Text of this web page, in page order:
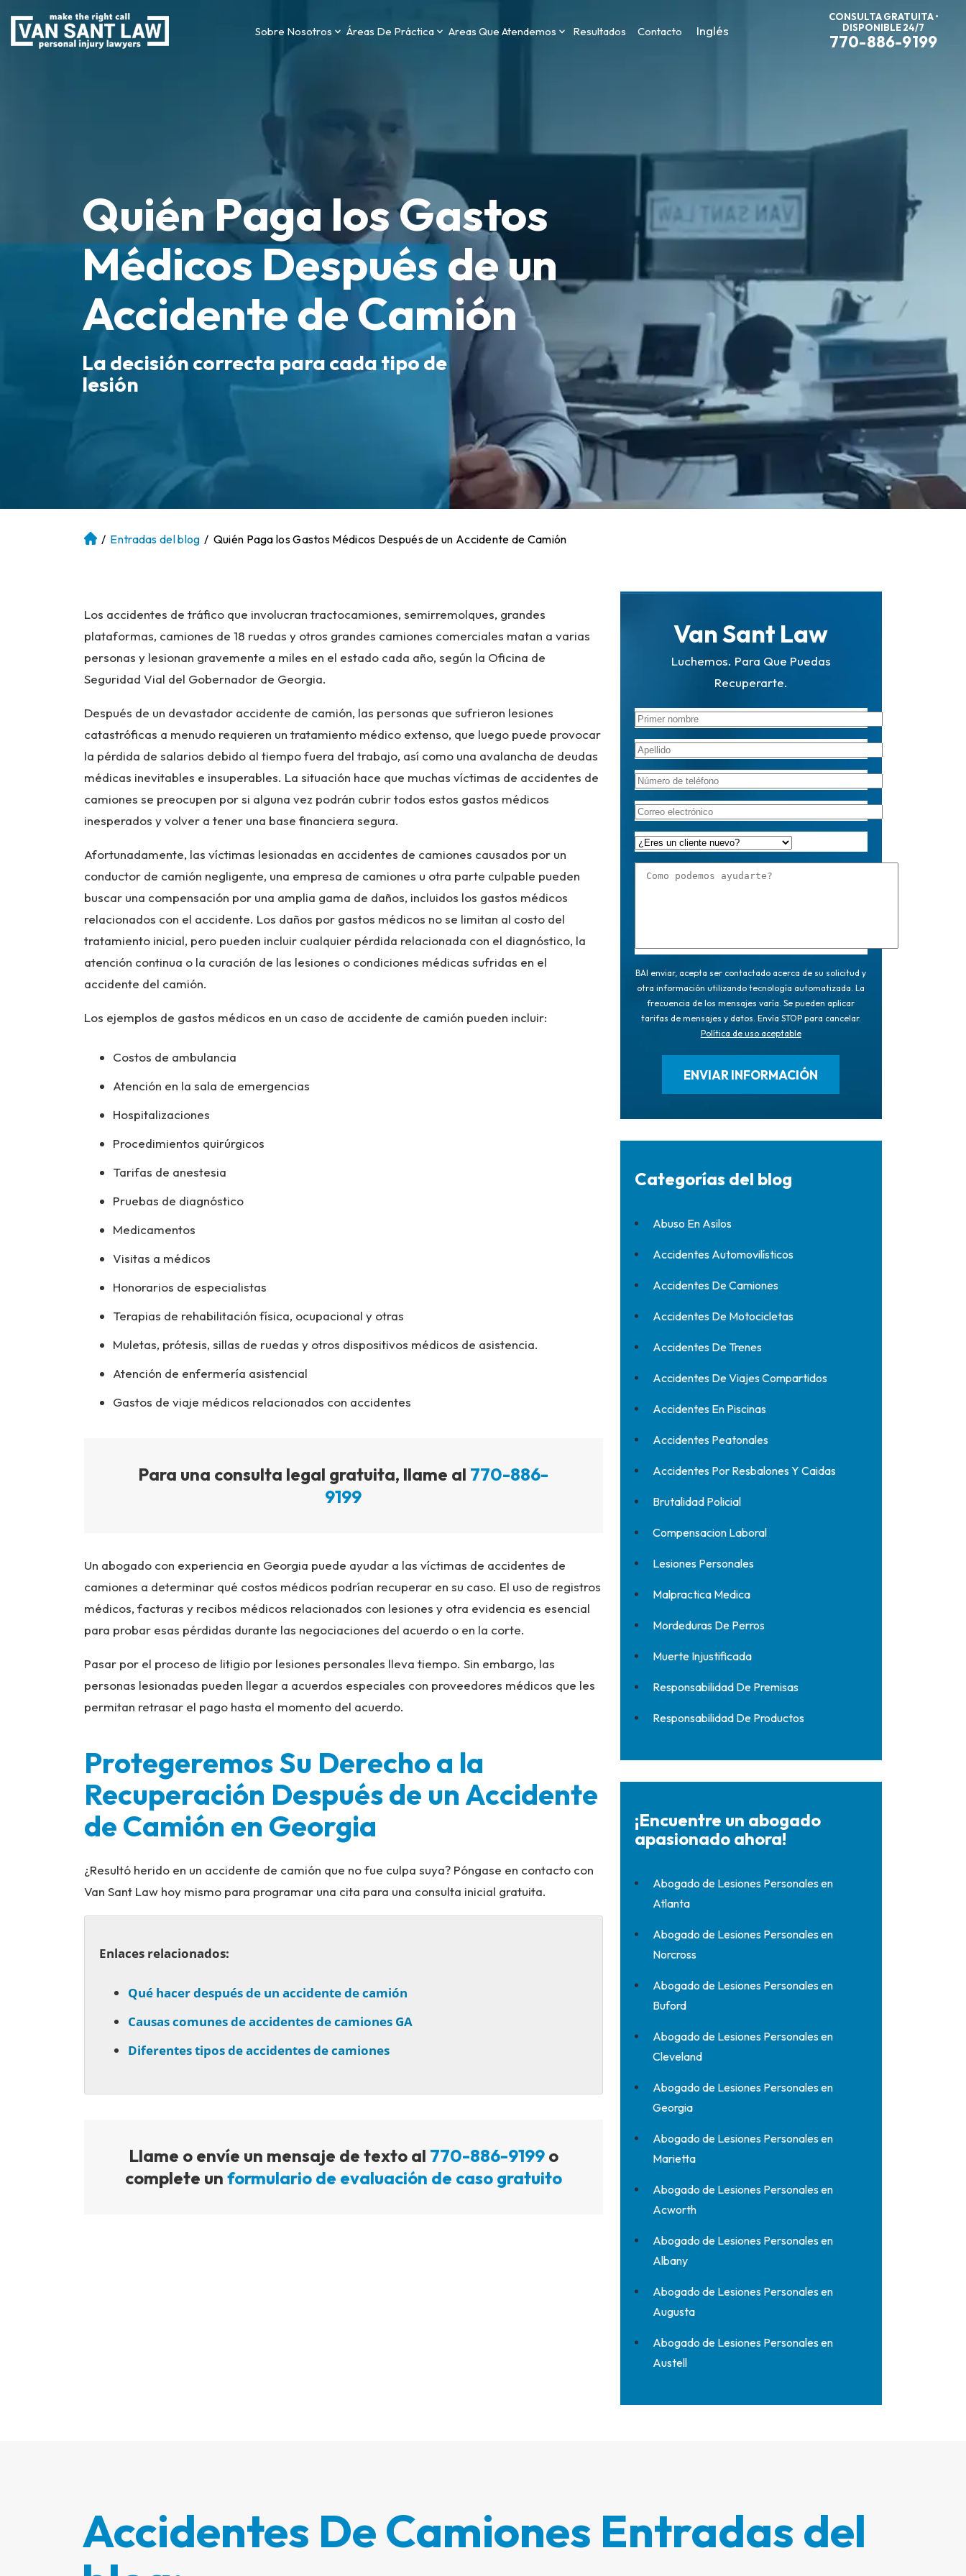
Sobre Nosotros Áreas De Práctica Areas Que Atendemos Resultados Contacto Inglés
CONSULTA GRATUITA •
DISPONIBLE 24/7
770-886-9199
Quién Paga los Gastos
Médicos Después de un
Accidente de Camión
La decisión correcta para cada tipo de
lesión
Ini / Entradas del blog / Quién Paga los Gastos Médicos Después de un Accidente de Camión
Los accidentes de tráfico que involucran tractocamiones, semirremolques, grandes
plataformas, camiones de 18 ruedas y otros grandes camiones comerciales matan a varias
personas y lesionan gravemente a miles en el estado cada año, según la Oficina de
Seguridad Vial del Gobernador de Georgia.
Después de un devastador accidente de camión, las personas que sufrieron lesiones
catastróficas a menudo requieren un tratamiento médico extenso, que luego puede provocar
la pérdida de salarios debido al tiempo fuera del trabajo, así como una avalancha de deudas
médicas inevitables e insuperables. La situación hace que muchas víctimas de accidentes de
camiones se preocupen por si alguna vez podrán cubrir todos estos gastos médicos
inesperados y volver a tener una base financiera segura.
Afortunadamente, las víctimas lesionadas en accidentes de camiones causados por un
conductor de camión negligente, una empresa de camiones u otra parte culpable pueden
buscar una compensación por una amplia gama de daños, incluidos los gastos médicos
relacionados con el accidente. Los daños por gastos médicos no se limitan al costo del
tratamiento inicial, pero pueden incluir cualquier pérdida relacionada con el diagnóstico, la
atención continua o la curación de las lesiones o condiciones médicas sufridas en el
accidente del camión.
Los ejemplos de gastos médicos en un caso de accidente de camión pueden incluir:
Costos de ambulancia
Atención en la sala de emergencias
Hospitalizaciones
Procedimientos quirúrgicos
Tarifas de anestesia
Pruebas de diagnóstico
Medicamentos
Visitas a médicos
Honorarios de especialistas
Terapias de rehabilitación física, ocupacional y otras
Muletas, prótesis, sillas de ruedas y otros dispositivos médicos de asistencia.
Atención de enfermería asistencial
Gastos de viaje médicos relacionados con accidentes
Para una consulta legal gratuita, llame al 770-886-
9199
Un abogado con experiencia en Georgia puede ayudar a las víctimas de accidentes de
camiones a determinar qué costos médicos podrían recuperar en su caso. El uso de registros
médicos, facturas y recibos médicos relacionados con lesiones y otra evidencia es esencial
para probar esas pérdidas durante las negociaciones del acuerdo o en la corte.
Pasar por el proceso de litigio por lesiones personales lleva tiempo. Sin embargo, las
personas lesionadas pueden llegar a acuerdos especiales con proveedores médicos que les
permitan retrasar el pago hasta el momento del acuerdo.
Protegeremos Su Derecho a la
Recuperación Después de un Accidente
de Camión en Georgia
¿Resultó herido en un accidente de camión que no fue culpa suya? Póngase en contacto con
Van Sant Law hoy mismo para programar una cita para una consulta inicial gratuita.
Enlaces relacionados:
Qué hacer después de un accidente de camión
Causas comunes de accidentes de camiones GA
Diferentes tipos de accidentes de camiones
Llame o envíe un mensaje de texto al 770-886-9199o
complete un formulario de evaluación de caso gratuito
Van Sant Law
Luchemos. Para Que Puedas
Recuperarte.
BAl enviar, acepta ser contactado acerca de su solicitud y
otra información utilizando tecnología automatizada. La
frecuencia de los mensajes varía. Se pueden aplicar
tarifas de mensajes y datos. Envía STOP para cancelar.
Política de uso aceptable
Categorías del blog
Abuso En Asilos
Accidentes Automovilísticos
Accidentes De Camiones
Accidentes De Motocicletas
Accidentes De Trenes
Accidentes De Viajes Compartidos
Accidentes En Piscinas
Accidentes Peatonales
Accidentes Por Resbalones Y Caidas
Brutalidad Policial
Compensacion Laboral
Lesiones Personales
Malpractica Medica
Mordeduras De Perros
Muerte Injustificada
Responsabilidad De Premisas
Responsabilidad De Productos
¡Encuentre un abogado
apasionado ahora!
Abogado de Lesiones Personales en
Atlanta
Abogado de Lesiones Personales en
Norcross
Abogado de Lesiones Personales en
Buford
Abogado de Lesiones Personales en
Cleveland
Abogado de Lesiones Personales en
Georgia
Abogado de Lesiones Personales en
Marietta
Abogado de Lesiones Personales en
Acworth
Abogado de Lesiones Personales en
Albany
Abogado de Lesiones Personales en
Augusta
Abogado de Lesiones Personales en
Austell
Accidentes De Camiones Entradas del